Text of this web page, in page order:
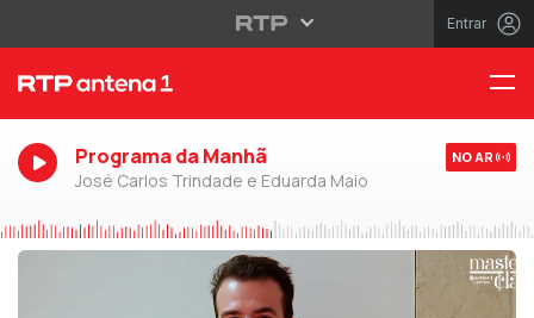
Entrar
Programa da Manhã
José Carlos Trindade e Eduarda Maio
NO AR